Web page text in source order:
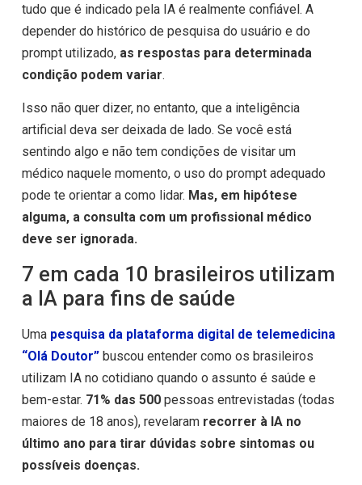
tudo que é indicado pela IA é realmente confiável. A
depender do histórico de pesquisa do usuário e do
prompt utilizado, as respostas para determinada
condição podem variar.
Isso não quer dizer, no entanto, que a inteligência
artificial deva ser deixada de lado. Se você está
sentindo algo e não tem condições de visitar um
médico naquele momento, o uso do prompt adequado
pode te orientar a como lidar. Mas, em hipótese
alguma, a consulta com um profissional médico
deve ser ignorada.
7 em cada 10 brasileiros utilizam
a IA para fins de saúde
Uma pesquisa da plataforma digital de telemedicina
“Olá Doutor”buscou entender como os brasileiros
utilizam IA no cotidiano quando o assunto é saúde e
bem-estar. 71% das 500pessoas entrevistadas (todas
maiores de 18 anos), revelaram recorrer à IA no
último ano para tirar dúvidas sobre sintomas ou
possíveis doenças.